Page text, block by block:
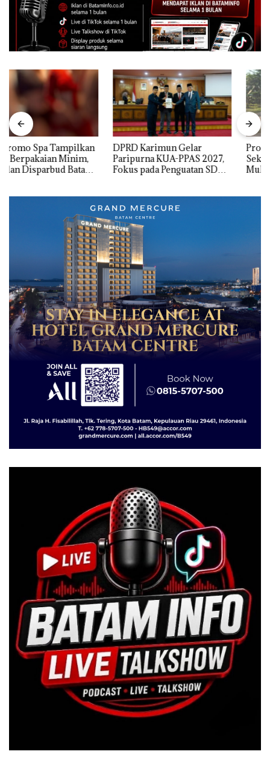
DPRD Karimun Gelar
Paripurna KUA-PPAS 2027,
Fokus pada Penguatan SDM,
Proyek Jalan RE Martadinata
Sekupang Dikritik, Masih
Mulus Tapi Diaspal